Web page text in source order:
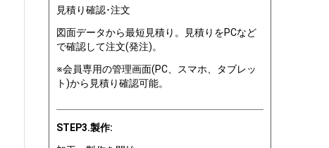
見積り確認･注文
図面データから最短見積り。見積りをPCなど
で確認して注文(発注)。
※会員専用の管理画面(PC、スマホ、タブレッ
ト)から見積り確認可能。
STEP3.製作: